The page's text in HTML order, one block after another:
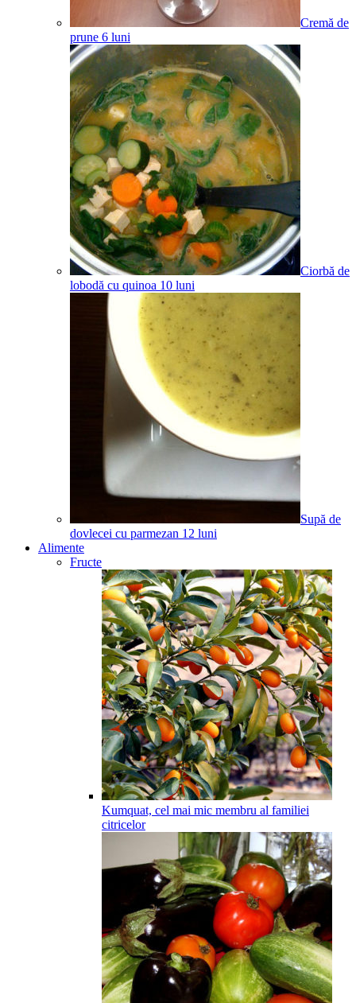
Cremă de
prune 6 luni
Ciorbă de
lobodă cu quinoa 10 luni
Supă de
dovlecei cu parmezan 12 luni
Alimente
Fructe
Kumquat, cel mai mic membru al familiei
citricelor